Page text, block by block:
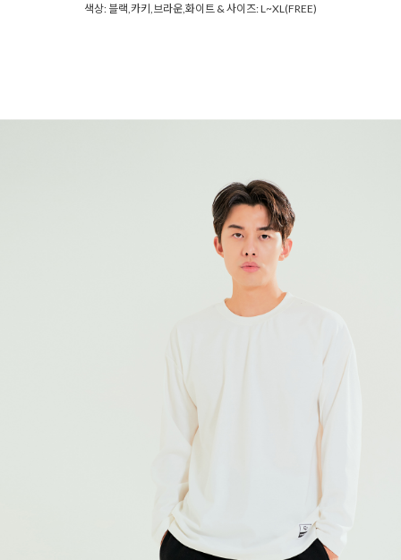
색상: 블랙,카키,브라운,화이트 & 사이즈: L~XL(FREE)